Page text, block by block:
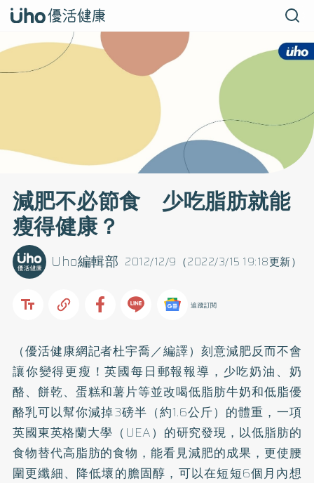
減肥不必節食 少吃脂肪就能
瘦得健康？
2012/12/9（2022/3/15 19:18更新）
Uho編輯部
追蹤訂閱
（優活健康網記者杜宇喬／編譯）刻意減肥反而不會
讓你變得更瘦！英國每日郵報報導，少吃奶油、奶
酪、餅乾、蛋糕和薯片等並改喝低脂肪牛奶和低脂優
酪乳可以幫你減掉3磅半（約1.6公斤）的體重，一項
英國東英格蘭大學（UEA）的研究發現，以低脂肪的
食物替代高脂肪的食物，能看見減肥的成果，更使腰
圍更纖細、降低壞的膽固醇，可以在短短6個月內想